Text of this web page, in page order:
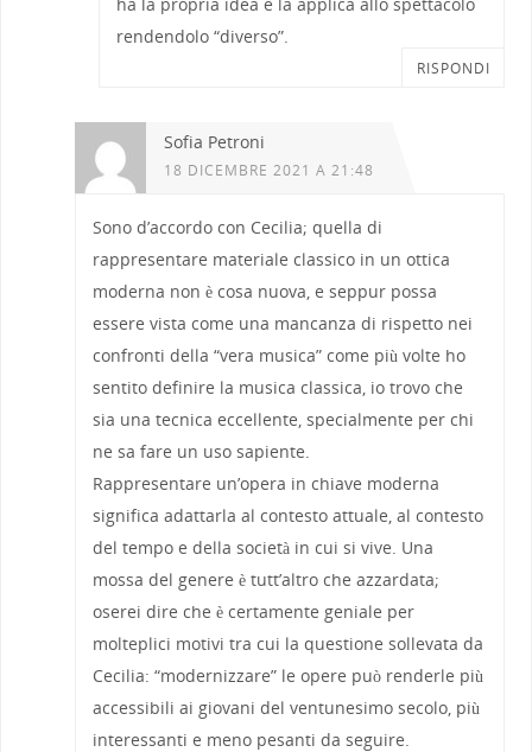
rendendolo “diverso”.
RISPONDI
Sofia Petroni
18 DICEMBRE 2021 A 21:48
Sono d’accordo con Cecilia; quella di
rappresentare materiale classico in un ottica
moderna non è cosa nuova, e seppur possa
essere vista come una mancanza di rispetto nei
confronti della “vera musica” come più volte ho
sentito definire la musica classica, io trovo che
sia una tecnica eccellente, specialmente per chi
ne sa fare un uso sapiente.
Rappresentare un’opera in chiave moderna
significa adattarla al contesto attuale, al contesto
del tempo e della società in cui si vive. Una
mossa del genere è tutt’altro che azzardata;
oserei dire che è certamente geniale per
molteplici motivi tra cui la questione sollevata da
Cecilia: “modernizzare” le opere può renderle più
accessibili ai giovani del ventunesimo secolo, più
interessanti e meno pesanti da seguire.